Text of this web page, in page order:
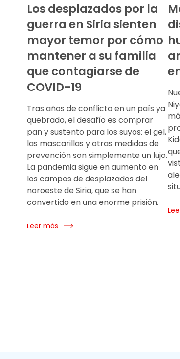
Los desplazados por la
guerra en Siria sienten
mayor temor por cómo
mantener a su familia
que contagiarse de
COVID-19
Tras años de conflicto en un país ya
quebrado, el desafío es comprar
pan y sustento para los suyos: el gel,
las mascarillas y otras medidas de
prevención son simplemente un lujo.
La pandemia sigue en aumento en
los campos de desplazados del
noroeste de Siria, que se han
convertido en una enorme prisión.
Leer más